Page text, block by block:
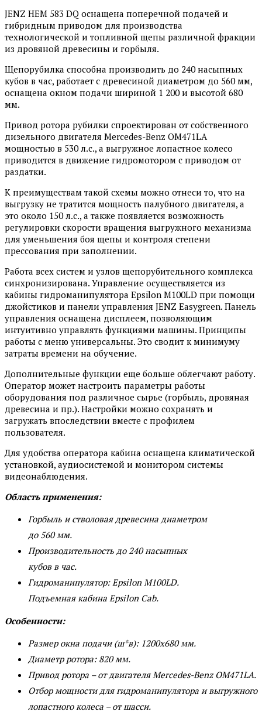
JENZ HEM 583 DQ оснащена поперечной подачей и
гибридным приводом для производства
технологической и топливной щепы различной фракции
из дровяной древесины и горбыля.
Щепорубилка способна производить до 240 насыпных
кубов в час, работает с древесиной диаметром до 560 мм,
оснащена окном подачи шириной 1 200 и высотой 680
мм.
Привод ротора рубилки спроектирован от собственного
дизельного двигателя Mercedes-Benz OM471LA
мощностью в 530 л.с., а выгружное лопастное колесо
приводится в движение гидромотором с приводом от
раздатки.
К преимуществам такой схемы можно отнеси то, что на
выгрузку не тратится мощность палубного двигателя, а
это около 150 л.с., а также появляется возможность
регулировки скорости вращения выгружного механизма
для уменьшения боя щепы и контроля степени
прессования при заполнении.
Работа всех систем и узлов щепорубительного комплекса
синхронизирована. Управление осуществляется из
кабины гидроманипулятора Epsilon M100LD при помощи
джойстиков и панели управления JENZ Easygreen. Панель
управления оснащена дисплеем, позволяющим
интуитивно управлять функциями машины. Принципы
работы с меню универсальны. Это сводит к минимуму
затраты времени на обучение.
Дополнительные функции еще больше облегчают работу.
Оператор может настроить параметры работы
оборудования под различное сырье (горбыль, дровяная
древесина и пр.). Настройки можно сохранять и
загружать впоследствии вместе с профилем
пользователя.
Для удобства оператора кабина оснащена климатической
установкой, аудиосистемой и монитором системы
видеонаблюдения.
Область применения:
Горбыль и стволовая древесина диаметром
до 560 мм.
Производительность до 240 насыпных
кубов в час.
Гидроманипулятор: Epsilon M100LD.
Подъемная кабина Epsilon Cab.
Особенности:
Размер окна подачи (ш*в): 1200х680 мм.
Диаметр ротора: 820 мм.
Привод ротора – от двигателя Mercedes-Benz OM471LA.
Отбор мощности для гидроманипулятора и выгружного
лопастного колеса – от шасси.